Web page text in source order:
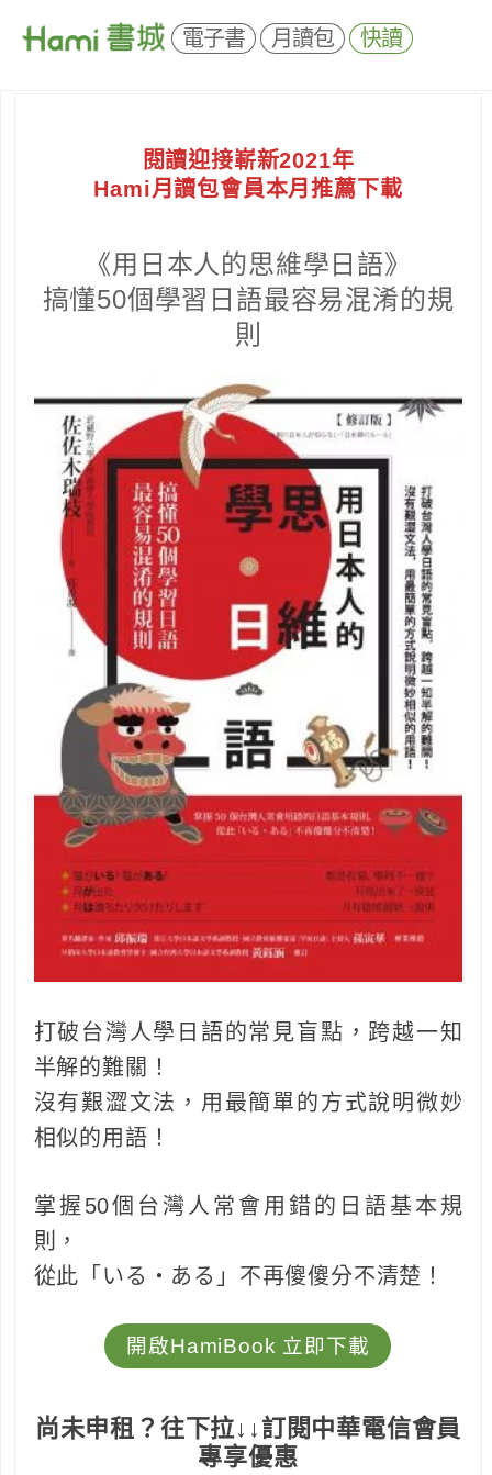
電子書 月讀包 快讀
閱讀迎接嶄新2021年
Hami月讀包會員本月推薦下載
《用日本人的思維學日語》
搞懂50個學習日語最容易混淆的規
則
打破台灣人學日語的常見盲點，跨越一知
半解的難關！
沒有艱澀文法，用最簡單的方式說明微妙
相似的用語！
掌握50個台灣人常會用錯的日語基本規
則，
從此「いる‧ある」不再傻傻分不清楚！
開啟HamiBook 立即下載
尚未申租？ 往下拉↓↓訂閱中華電信會員
專享優惠